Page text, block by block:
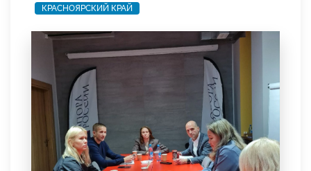
КРАСНОЯРСКИЙ КРАЙ